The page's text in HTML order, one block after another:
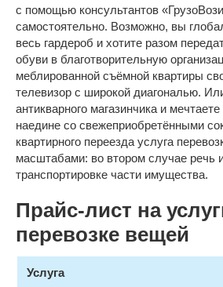
с помощью консультантов
самостоятельно. Возможно, вы
весь гардероб и хотите разом
обуви в благотворительную
меблированной съёмной квартиры
телевизор с широкой диагональю.
антикварного магазинчика и
наедине со свежеприобретёнными
квартирного переезда услуга
масштабами: во втором случае речь
транспортировке части имущества.
Прайс-лист на
перевозке вещей
Услуга